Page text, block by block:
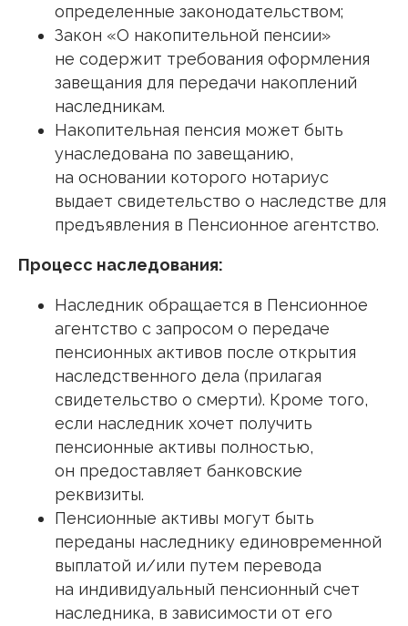
определенные законодательством;
Закон «О накопительной пенсии»
не содержит требования оформления
завещания для передачи накоплений
наследникам.
Накопительная пенсия может быть
унаследована по завещанию,
на основании которого нотариус
выдает свидетельство о наследстве для
предъявления в Пенсионное агентство.
Процесс наследования:
Наследник обращается в Пенсионное
агентство с запросом о передаче
пенсионных активов после открытия
наследственного дела (прилагая
свидетельство о смерти). Кроме того,
если наследник хочет получить
пенсионные активы полностью,
он предоставляет банковские
реквизиты.
Пенсионные активы могут быть
переданы наследнику единовременной
выплатой и/или путем перевода
на индивидуальный пенсионный счет
наследника, в зависимости от его